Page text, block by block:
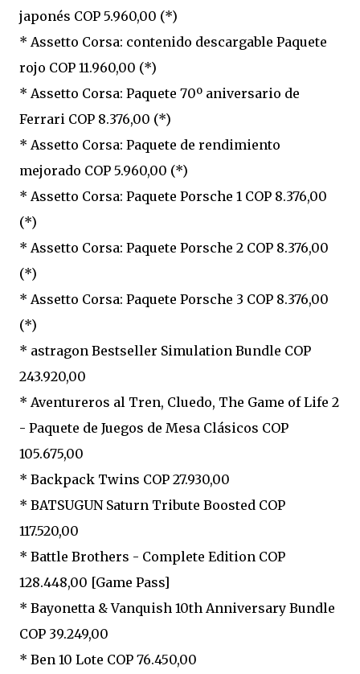
japonés COP 5.960,00 (*)
* Assetto Corsa: contenido descargable Paquete
rojo COP 11.960,00 (*)
* Assetto Corsa: Paquete 70º aniversario de
Ferrari COP 8.376,00 (*)
* Assetto Corsa: Paquete de rendimiento
mejorado COP 5.960,00 (*)
* Assetto Corsa: Paquete Porsche 1 COP 8.376,00
(*)
* Assetto Corsa: Paquete Porsche 2 COP 8.376,00
(*)
* Assetto Corsa: Paquete Porsche 3 COP 8.376,00
(*)
* astragon Bestseller Simulation Bundle COP
243.920,00
* Aventureros al Tren, Cluedo, The Game of Life 2
- Paquete de Juegos de Mesa Clásicos COP
105.675,00
* Backpack Twins COP 27.930,00
* BATSUGUN Saturn Tribute Boosted COP
117.520,00
* Battle Brothers - Complete Edition COP
128.448,00 [Game Pass]
* Bayonetta & Vanquish 10th Anniversary Bundle
COP 39.249,00
* Ben 10 Lote COP 76.450,00